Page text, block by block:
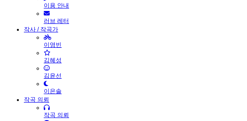
이용 안내
러브 레터
작사 / 작곡가
이영빈
김혜성
김윤선
이은솔
작곡 의뢰
작곡 의뢰